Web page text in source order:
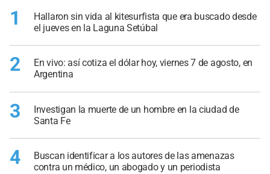
1
Hallaron sin vida al kitesurfista que era buscado desde
el jueves en la Laguna Setúbal
2
En vivo: así cotiza el dólar hoy, viernes 7 de agosto, en
Argentina
3
Investigan la muerte de un hombre en la ciudad de
Santa Fe
4
Buscan identificar a los autores de las amenazas
contra un médico, un abogado y un periodista